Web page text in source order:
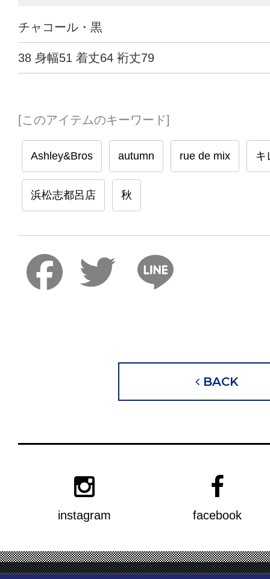
チャコール・黒
38 身幅51 着丈64 裄丈79
[このアイテムのキーワード]
Ashley&Bros autumn rue de mix キ
浜松志都呂店 秋
Twitter
BACK
instagram facebook